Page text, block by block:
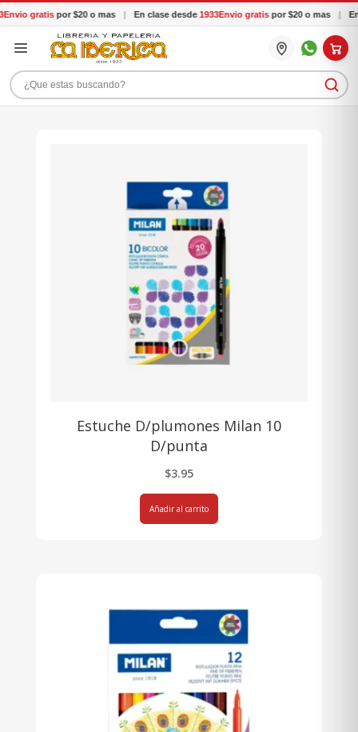
por $20 o mas | En clase desde1933Envio gratispor $20 o mas | En clase
Buscar productos
Estuche D/plumones Milan 10
D/punta
$3.95
Añadir al carrito